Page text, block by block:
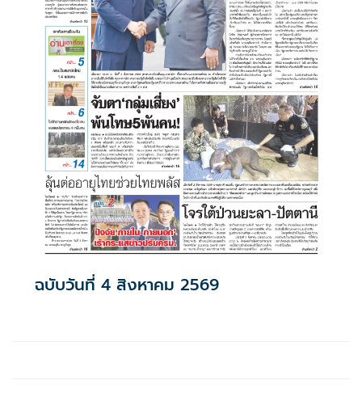
ฉบับวันที่ 4 สิงหาคม 2569